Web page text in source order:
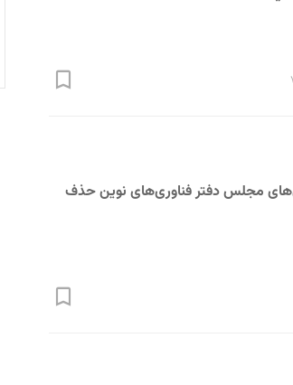
مجلس دفتر فناوری‌های نوین حذف